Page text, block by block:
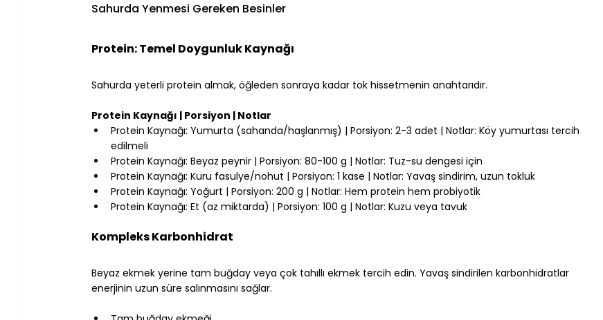
Sahurda Yenmesi Gereken Besinler
Protein: Temel Doygunluk Kaynağı
Sahurda yeterli protein almak, öğleden sonraya kadar tok hissetmenin anahtarıdır.
Protein Kaynağı | Porsiyon | Notlar
Protein Kaynağı: Yumurta (sahanda/haşlanmış) | Porsiyon: 2-3 adet | Notlar: Köy yumurtası tercih
edilmeli
Protein Kaynağı: Beyaz peynir | Porsiyon: 80-100 g | Notlar: Tuz-su dengesi için
Protein Kaynağı: Kuru fasulye/nohut | Porsiyon: 1 kase | Notlar: Yavaş sindirim, uzun tokluk
Protein Kaynağı: Yoğurt | Porsiyon: 200 g | Notlar: Hem protein hem probiyotik
Protein Kaynağı: Et (az miktarda) | Porsiyon: 100 g | Notlar: Kuzu veya tavuk
Kompleks Karbonhidrat
Beyaz ekmek yerine tam buğday veya çok tahıllı ekmek tercih edin. Yavaş sindirilen karbonhidratlar
enerjinin uzun süre salınmasını sağlar.